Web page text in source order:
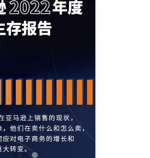
主图 亚马逊账号
库存 亚马逊跟卖
亚马逊瑞典站
亚马逊运营直播
逊ASIN listing优化
亚马逊排名 关键词
款最新